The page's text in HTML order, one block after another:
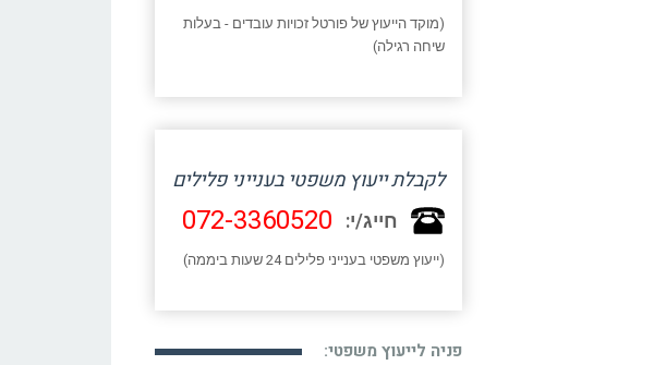
(מוקד הייעוץ של פורטל זכויות עובדים - בעלות
שיחה רגילה)
לקבלת ייעוץ משפטי בענייני פלילים
חייג/י: 072-3360520
(ייעוץ משפטי בענייני פלילים 24 שעות ביממה)
פניה לייעוץ משפטי: